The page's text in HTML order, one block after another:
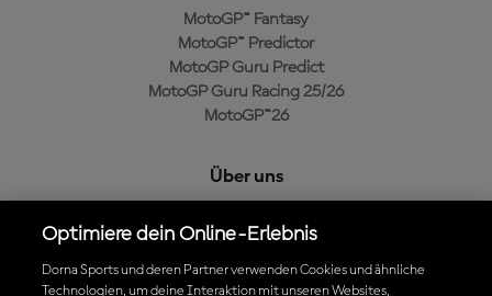
MotoGP™ Fantasy
MotoGP™ Predictor
MotoGP Guru Predict
MotoGP Guru Racing 25/26
MotoGP™26
Über uns
Cookie-Richtlinien
Geschäftsbedingungen
Optimiere dein Online-Erlebnis
Dorna Sports und deren Partner verwenden Cookies und ähnliche
Technologien, um deine Interaktion mit unseren Websites,